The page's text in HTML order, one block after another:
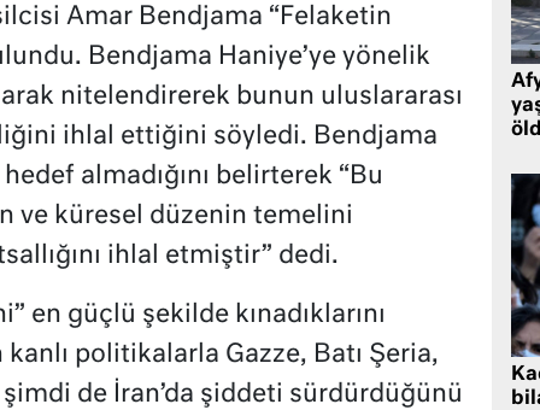
Amar Bendjama “Felaketin
Bendjama Haniye’ye yönelik
nitelendirerek bunun uluslararası
ihlal ettiğini söyledi. Bendjama
almadığını belirterek “Bu
ve küresel düzenin temelini
ihlal etmiştir” dedi.
en güçlü şekilde kınadıklarını
politikalarla Gazze, Batı Şeria,
de İran’da şiddeti sürdürdüğünü